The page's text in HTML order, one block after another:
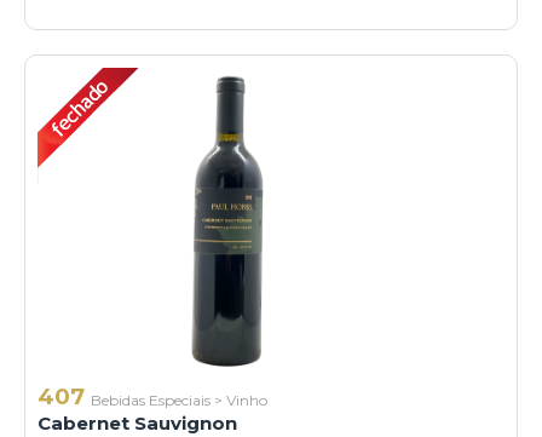
407 Bebidas Especiais > Vinho
Cabernet Sauvignon